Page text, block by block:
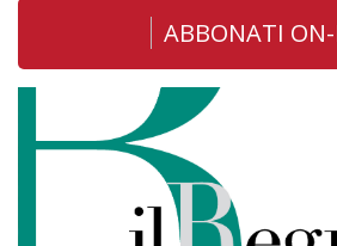
ABBONATI